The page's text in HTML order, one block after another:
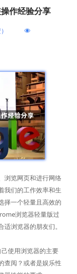
作经验分享
浏览网页和进行网络
我们的工作效率和生
择一个轻量且高效的
浏览器轻量版过
浏览器的朋友们。
使用浏览器的主要
查阅？或者是娱乐性